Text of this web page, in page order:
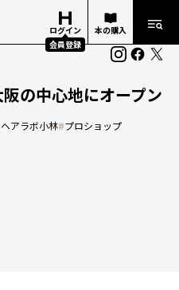
ログイン
会員登録
本の購入
の中心地にオープン
ヘアラボ小林#プロショップ